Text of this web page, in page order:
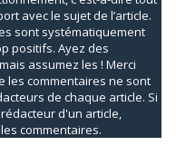
avec le sujet de l’article.
sont systématiquement
positifs. Ayez des
assumez les ! Merci
les commentaires ne sont
de chaque article. Si
d'un article,
commentaires.